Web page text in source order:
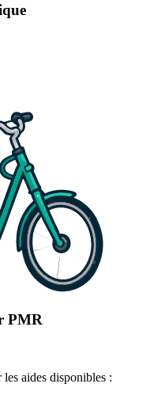
PMR
aides disponibles :